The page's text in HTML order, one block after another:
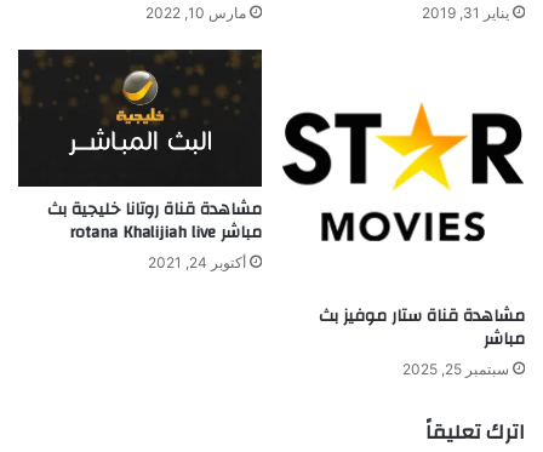
يناير 31, 2019 مارس 10, 2022
مشاهدة قناة ستار موفيز بث
مباشر
سبتمبر 25, 2025
مشاهدة قناة روتانا خليجية بث
مباشر rotana Khalijiah live
أكتوبر 24, 2021
اترك تعليقاً